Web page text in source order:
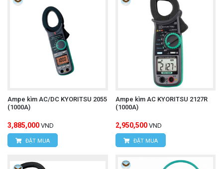
Ampe kìm AC/DC KYORITSU 2055
(1000A)
3,885,000 VND
ĐẶT MUA
Ampe kìm AC KYORITSU 2127R
(1000A)
2,950,500 VND
ĐẶT MUA